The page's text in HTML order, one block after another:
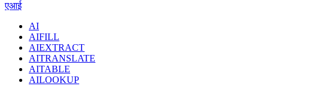
एआई
AI
AIFILL
AIEXTRACT
AITRANSLATE
AITABLE
AILOOKUP